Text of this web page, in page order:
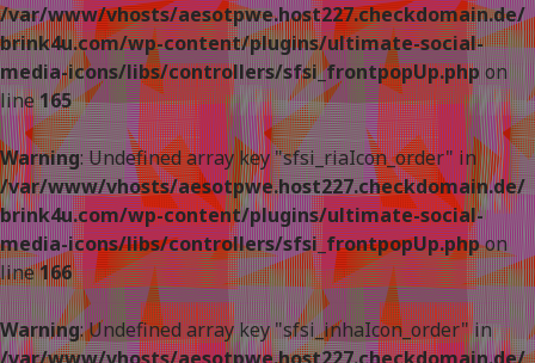
/var/www/vhosts/aesotpwe.host227.checkdomain.de/
brink4u.com/wp-content/plugins/ultimate-social-
media-icons/libs/controllers/sfsi_frontpopUp.phpon
line165
Warning: Undefined array key "sfsi_riaIcon_order" in
/var/www/vhosts/aesotpwe.host227.checkdomain.de/
brink4u.com/wp-content/plugins/ultimate-social-
media-icons/libs/controllers/sfsi_frontpopUp.phpon
line166
Warning: Undefined array key "sfsi_inhaIcon_order" in